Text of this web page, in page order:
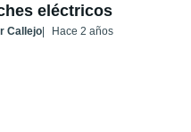
eléctricos
Callejo Hace 2 años